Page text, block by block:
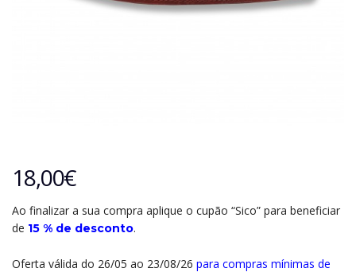
18,00€
Ao finalizar a sua compra aplique o cupão “Sico” para beneficiar
de 15 % de desconto.
Oferta válida do 26/05 ao 23/08/26 para compras mínimas de